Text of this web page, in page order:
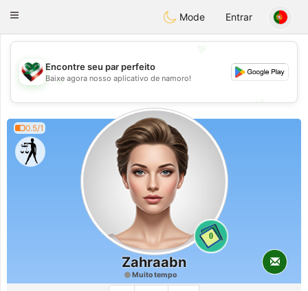
KuwaitChat
Toggle
Mode Entrar
💖
💕
💕
Encontre seu par perfeito
Baixe agora nosso aplicativo de namoro!
0.5/1
0
Zahraabn
Muito tempo